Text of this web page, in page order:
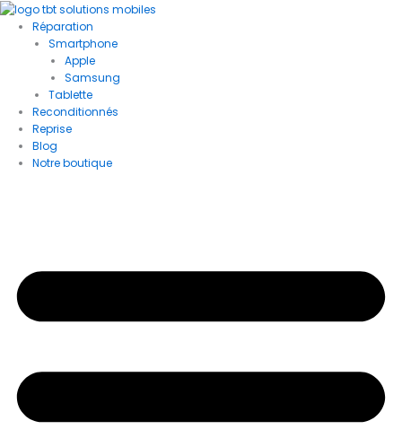
Aller
contenu
Réparation
Smartphone
Apple
Samsung
Tablette
Reconditionnés
Reprise
Blog
Notre boutique